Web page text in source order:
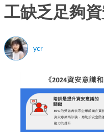
工缺乏足夠
ycr